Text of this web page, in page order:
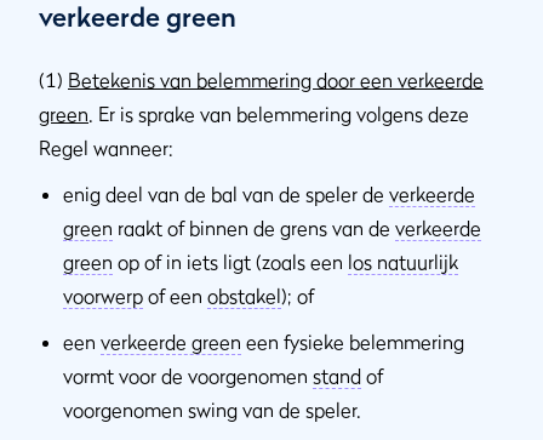
verkeerde green
(1) Betekenis van belemmering door een verkeerde
green. Er is sprake van belemmering volgens deze
Regel wanneer:
enig deel van de bal van de speler de verkeerde
green raakt of binnen de grens van de verkeerde
green op of in iets ligt (zoals een los natuurlijk
voorwerp of een obstakel); of
een verkeerde green een fysieke belemmering
vormt voor de voorgenomen stand of
voorgenomen swing van de speler.